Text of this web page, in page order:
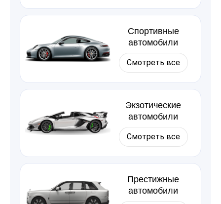
Спортивные
автомобили
Смотреть все
Экзотические
автомобили
Смотреть все
Престижные
автомобили